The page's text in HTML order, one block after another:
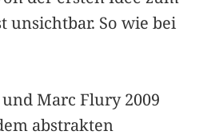
unsichtbar. So wie bei
Marc Flury 2009
abstrakten